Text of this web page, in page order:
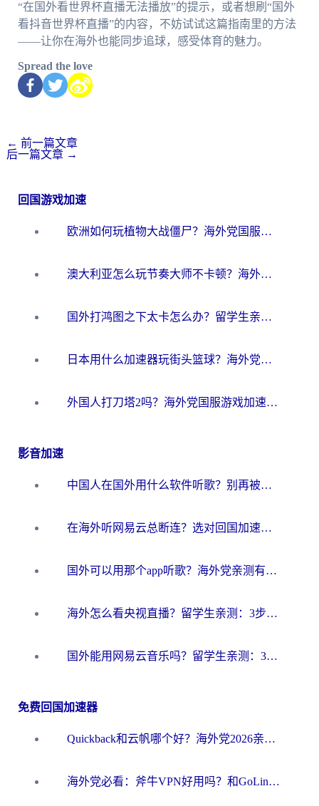
“在国外看世界杯直播无法播放”的提示，或者想刷“国外
看抖音世界杯直播”的内容，不妨试试这篇指南里的方法
——让你在海外也能同步追球，感受体育的魅力。
Spread the love
← 前一篇文章
后一篇文章 →
回国游戏加速
欧洲如何玩植物大战僵尸？海外党国服游戏加速避坑指南（附实测对比）
澳大利亚怎么玩节奏大师不卡顿？海外党国服游戏加速终极指南
国外打鸿图之下太卡怎么办？留学生亲测有效的国服游戏加速方案
日本用什么加速器玩街头篮球？海外党国服游戏不卡顿的终极攻略
外国人打刀塔2吗？海外党国服游戏加速避坑全攻略
影音加速
中国人在国外用什么软件听歌？别再被地域限制卡脖子，这篇教你轻松解锁国内音乐库
在海外听网易云总断连？选对回国加速器，告别地区限制和卡顿
国外可以用那个app听歌？海外党亲测有效的回国加速方案，轻松听国内音乐听书
海外怎么看央视直播？留学生亲测：3步解决版权限制+追剧自由
国外能用网易云音乐吗？留学生亲测：3步解决海外听歌难题
免费回国加速器
Quickback和云帆哪个好？海外党2026亲测指南：选对加速器大陆工具，无缝刷国内剧玩国服
海外党必看：斧牛VPN好用吗？和GoLinkVPN对比哪个回国效果更好？